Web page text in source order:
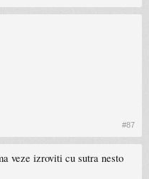
#87
veze izroviti cu sutra nesto